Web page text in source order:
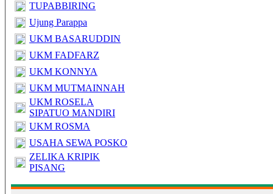
TUPABBIRING
Ujung Parappa
UKM BASARUDDIN
UKM FADFARZ
UKM KONNYA
UKM MUTMAINNAH
UKM ROSELA
SIPATUO MANDIRI
UKM ROSMA
USAHA SEWA POSKO
ZELIKA KRIPIK
PISANG